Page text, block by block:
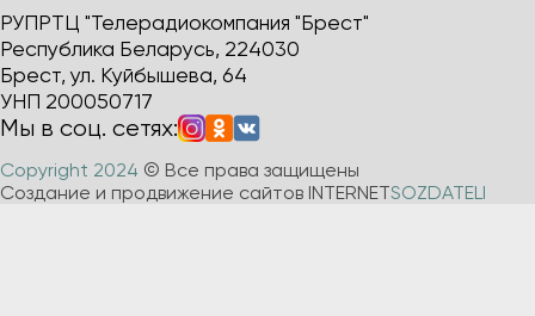
РУПРТЦ "Телерадиокомпания "Брест"
Республика Беларусь, 224030
Брест, ул. Куйбышева, 64
УНП 200050717
Мы в соц. сетях:
Copyright 2024 © Все права защищены
Создание и продвижение сайтов INTERNETSOZDATELI